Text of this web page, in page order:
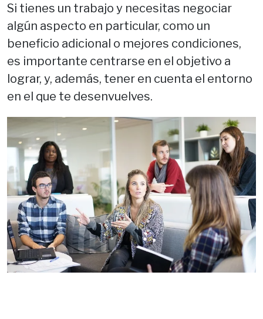
Si tienes un trabajo y necesitas negociar
algún aspecto en particular, como un
beneficio adicional o mejores condiciones,
es importante centrarse en el objetivo a
lograr, y, además, tener en cuenta el entorno
en el que te desenvuelves.